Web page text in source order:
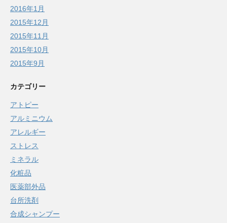
2016年1月
2015年12月
2015年11月
2015年10月
2015年9月
カテゴリー
アトピー
アルミニウム
アレルギー
ストレス
ミネラル
化粧品
医薬部外品
台所洗剤
合成シャンプー